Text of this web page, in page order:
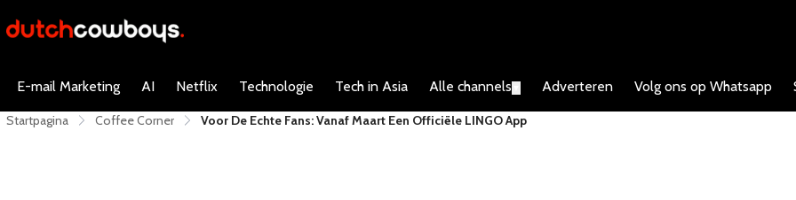
E-mail Marketing AI Netflix Technologie Tech in Asia Alle channels Adverteren Volg ons op Whatsapp
Startpagina Coffee Corner Voor De Echte Fans: Vanaf Maart Een Officiële LINGO App